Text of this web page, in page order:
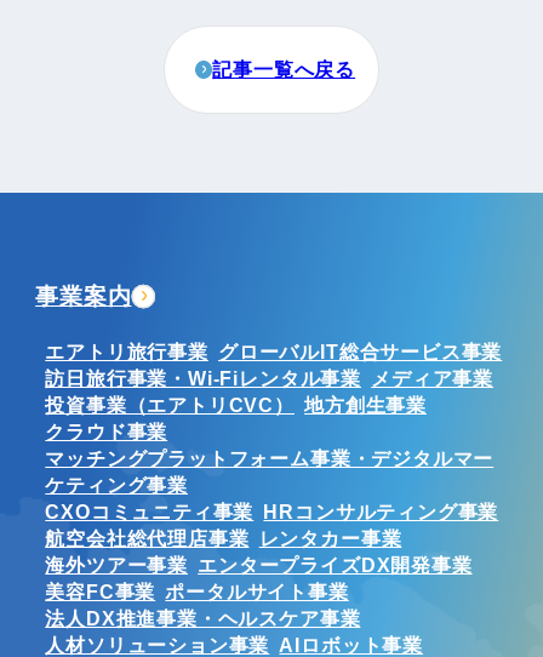
記事一覧へ戻る
事業案内
エアトリ旅行事業 グローバルIT総合サービス事業
訪日旅行事業・Wi-Fiレンタル事業
メディア事業
投資事業（エアトリCVC）
地方創生事業
クラウド事業
マッチングプラットフォーム事業・デジタルマー
ケティング事業
CXOコミュニティ事業 HRコンサルティング事業
航空会社総代理店事業
レンタカー事業
海外ツアー事業 エンタープライズDX開発事業
美容FC事業 ポータルサイト事業
法人DX推進事業・ヘルスケア事業
人材ソリューション事業 AIロボット事業